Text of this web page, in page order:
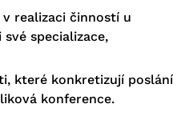
realizaci činností u
specializace,
které konkretizují poslání
konference.